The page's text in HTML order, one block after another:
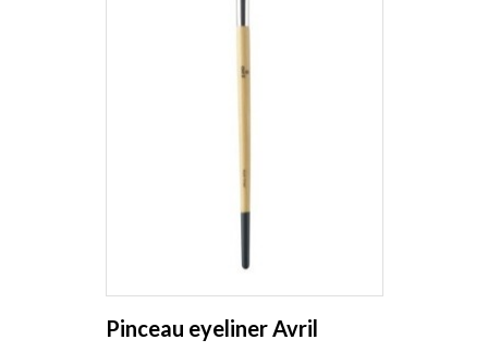
Pinceau eyeliner Avril